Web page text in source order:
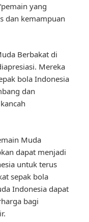
yang
dan kemampuan
Berbakat di
Mereka
bola Indonesia
dan
Muda
dapat menjadi
untuk terus
sepak bola
Indonesia dapat
bagi